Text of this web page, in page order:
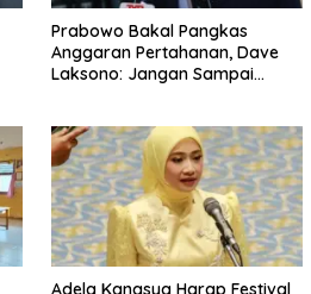
Prabowo Bakal Pangkas
Anggaran Pertahanan, Dave
Laksono: Jangan Sampai